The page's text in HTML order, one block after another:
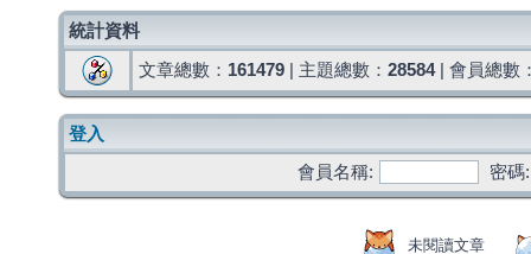
統計資料
文章總數： 161479 | 主題總數： 28584| 會員總數
登入
會員名稱:
密碼:
未閱讀文章